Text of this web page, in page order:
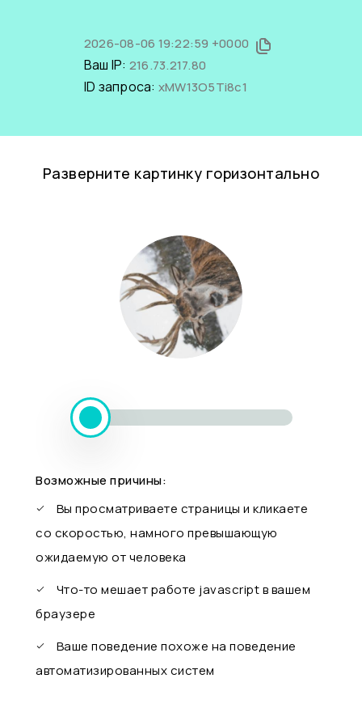
2026-08-06 19:22:59 +0000
Ваш IP: 216.73.217.80
ID запроса: xMW13O5Ti8c1
Разверните картинку горизонтально
Возможные причины:
Вы просматриваете страницы и кликаете
со скоростью, намного превышающую
ожидаемую от человека
Что-то мешает работе javascript в вашем
браузере
Ваше поведение похоже на поведение
автоматизированных систем